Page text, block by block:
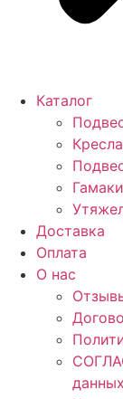
Каталог
Гамаки
Доставка
Оплата
О нас
данных